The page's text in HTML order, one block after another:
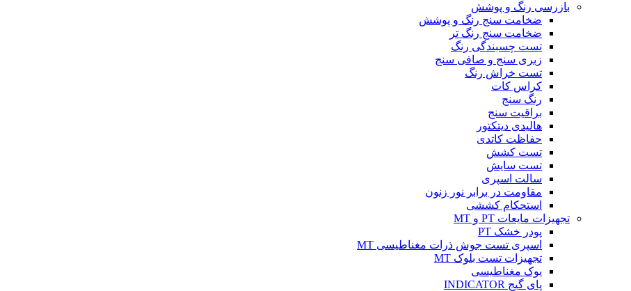
بازرسی رنگ و پوشش
ضخامت سنج رنگ و پوشش
ضخامت سنج رنگ تر
تست چسبندگی رنگ
زبری سنج و صافی سنج
تست خراش رنگ
کراس کات
رنگ سنج
براقیت سنج
هالیدی دیتکتور
حفاظت کاتدی
تست کشش
تست سایش
سالت اسپری
مقاومت در برابر نور زنون
استحکام کششی
تجهیزات مایعات PT و MT
پودر خشک PT
اسپری تست جوش ذرات مغناطیسی MT
تجهیزات تست بلوک MT
یوک مغناطیسی
پای گیج INDICATOR